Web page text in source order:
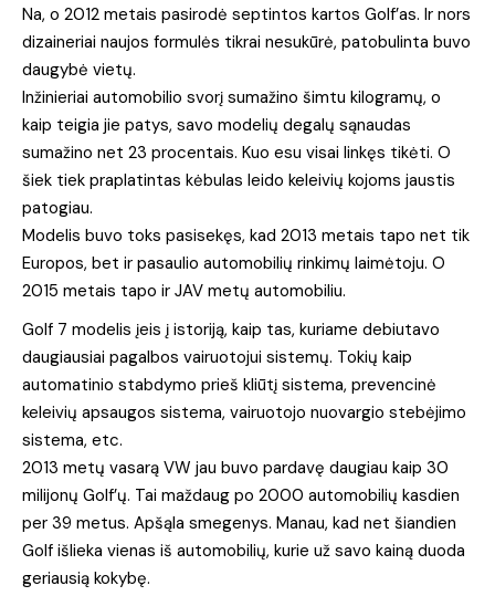
Na, o 2012 metais pasirodė septintos kartos Golf’as. Ir nors
dizaineriai naujos formulės tikrai nesukūrė, patobulinta buvo
daugybė vietų.
Inžinieriai automobilio svorį sumažino šimtu kilogramų, o
kaip teigia jie patys, savo modelių degalų sąnaudas
sumažino net 23 procentais. Kuo esu visai linkęs tikėti. O
šiek tiek praplatintas kėbulas leido keleivių kojoms jaustis
patogiau.
Modelis buvo toks pasisekęs, kad 2013 metais tapo net tik
Europos, bet ir pasaulio automobilių rinkimų laimėtoju. O
2015 metais tapo ir JAV metų automobiliu.
Golf 7 modelis įeis į istoriją, kaip tas, kuriame debiutavo
daugiausiai pagalbos vairuotojui sistemų. Tokių kaip
automatinio stabdymo prieš kliūtį sistema, prevencinė
keleivių apsaugos sistema, vairuotojo nuovargio stebėjimo
sistema, etc.
2013 metų vasarą VW jau buvo pardavę daugiau kaip 30
milijonų Golf’ų. Tai maždaug po 2000 automobilių kasdien
per 39 metus. Apšąla smegenys. Manau, kad net šiandien
Golf išlieka vienas iš automobilių, kurie už savo kainą duoda
geriausią kokybę.